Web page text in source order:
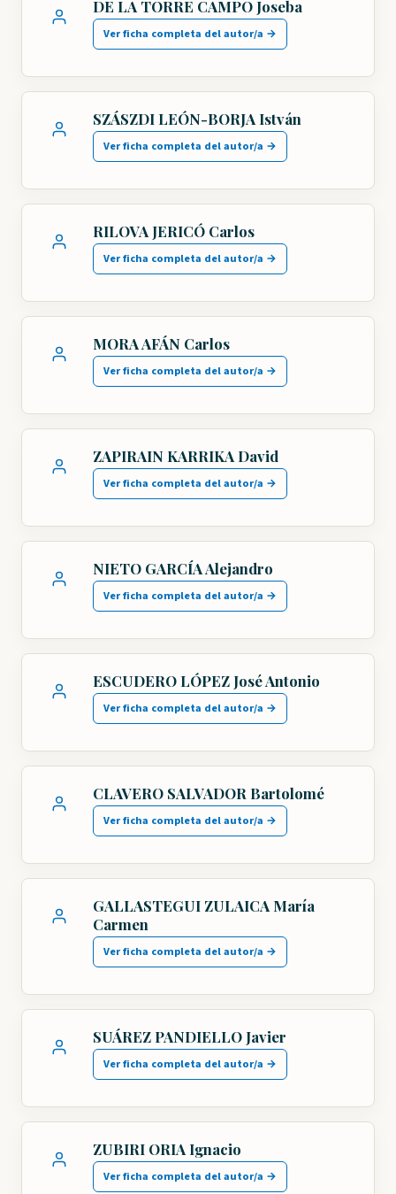
DE LA TORRE CAMPO Joseba
Ver ficha completa del autor/a →
SZÁSZDI LEÓN-BORJA István
Ver ficha completa del autor/a →
RILOVA JERICÓ Carlos
Ver ficha completa del autor/a →
MORA AFÁN Carlos
Ver ficha completa del autor/a →
ZAPIRAIN KARRIKA David
Ver ficha completa del autor/a →
NIETO GARCÍA Alejandro
Ver ficha completa del autor/a →
ESCUDERO LÓPEZ José Antonio
Ver ficha completa del autor/a →
CLAVERO SALVADOR Bartolomé
Ver ficha completa del autor/a →
GALLASTEGUI ZULAICA María
Carmen
Ver ficha completa del autor/a →
SUÁREZ PANDIELLO Javier
Ver ficha completa del autor/a →
ZUBIRI ORIA Ignacio
Ver ficha completa del autor/a →